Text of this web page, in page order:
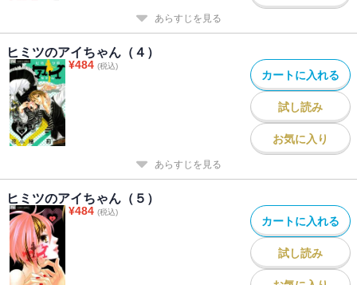
あらすじを見る
ヒミツのアイちゃん（４）
¥484 (税込)
カートに入れる
試し読み
お気に入り
あらすじを見る
ヒミツのアイちゃん（５）
¥484 (税込)
カートに入れる
試し読み